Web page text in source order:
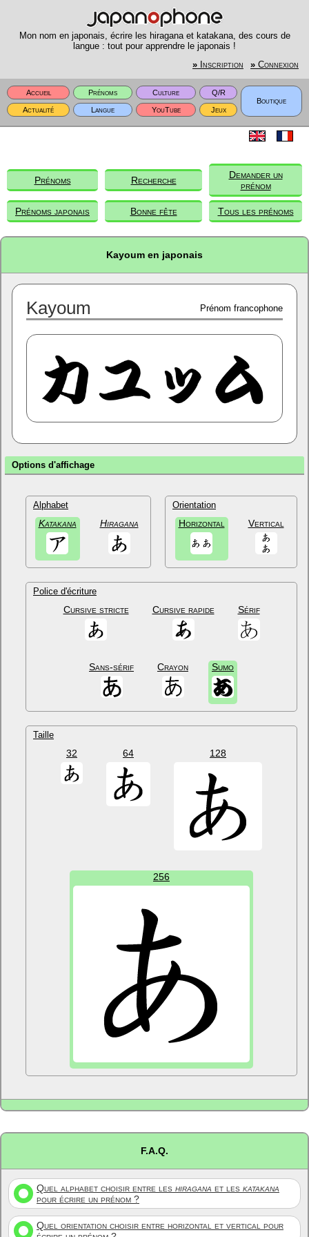
Mon nom en japonais, écrire les hiragana et katakana, des cours de
langue : tout pour apprendre le japonais !
» Inscription » Connexion
Accueil Prénoms Culture
Q/R
Boutique
Actualité
Langue YouTube Jeux
Prénoms Recherche
Demander un
prénom
Prénoms japonais Bonne fête Tous les prénoms
Kayoum en japonais
Kayoum Prénom francophone
Options d'affichage
Alphabet
Katakana Hiragana
Orientation
Horizontal Vertical
Police d'écriture
Cursive stricte Cursive rapide Sérif
Sans-sérif Crayon Sumo
Taille
32 64 128
256
F.A.Q.
Quel alphabet choisir entre les hiragana et les katakana
pour écrire un prénom ?
Quel orientation choisir entre horizontal et vertical pour